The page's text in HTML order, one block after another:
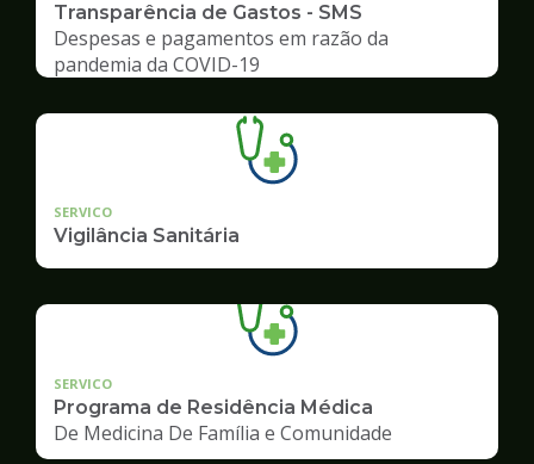
Transparência de Gastos - SMS
Despesas e pagamentos em razão da
pandemia da COVID-19
SERVICO
Vigilância Sanitária
SERVICO
Programa de Residência Médica
De Medicina De Família e Comunidade